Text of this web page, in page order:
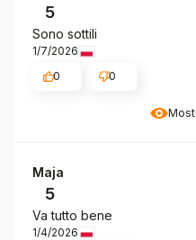
5
Sono sottili
1/7/2026
0
0
Maja
5
Va tutto bene
1/4/2026